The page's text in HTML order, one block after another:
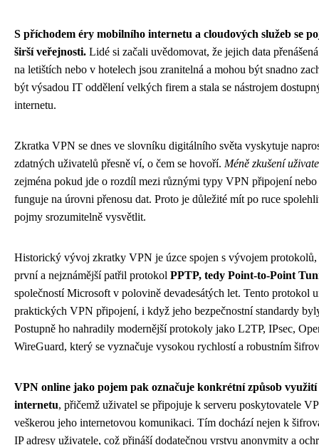
S příchodem éry mobilního internetu a cloudových služeb se
širší veřejnosti. Lidé si začali uvědomovat, že jejich data
na letištích nebo v hotelech jsou zranitelná a mohou být snadno
být výsadou IT oddělení velkých firem a stala se nástrojem
internetu.
Zkratka VPN se dnes ve slovníku digitálního světa vyskytuje
zdatných uživatelů přesně ví, o čem se hovoří. Méně zkušení
zejména pokud jde o rozdíl mezi různými typy VPN připojení
funguje na úrovni přenosu dat. Proto je důležité mít po ruce
pojmy srozumitelně vysvětlit.
Historický vývoj zkratky VPN je úzce spojen s vývojem
první a nejznámější patřil protokol PPTP, tedy Point-to-Point
společností Microsoft v polovině devadesátých let. Tento protokol
praktických VPN připojení, i když jeho bezpečnostní standardy
Postupně ho nahradily modernější protokoly jako L2TP, IPsec,
WireGuard, který se vyznačuje vysokou rychlostí a robustním
VPN online jako pojem pak označuje konkrétní způsob
internetu, přičemž uživatel se připojuje k serveru poskytovatele
veškerou jeho internetovou komunikaci. Tím dochází nejen k
IP adresy uživatele, což přináší dodatečnou vrstvu anonymity a